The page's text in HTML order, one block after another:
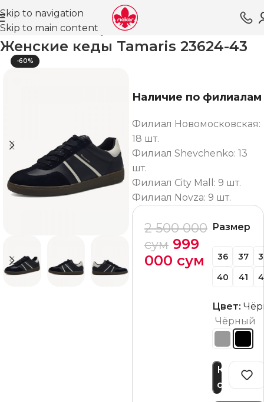
Skip to navigation
Skip to main content
Главная Магазин Обувь для женщин
Женские кеды Tamaris 23624-43
-60%
Наличие по филиалам
Филиал Новомосковская:
18 шт.
Филиал Shevchenko: 13
шт.
Филиал City Mall: 9 шт.
Филиал Novza: 9 шт.
2 500 000
сум 999
000 сум
Размер
36 37
40
41
Цвет:
Чёрный
Купить
сейчас